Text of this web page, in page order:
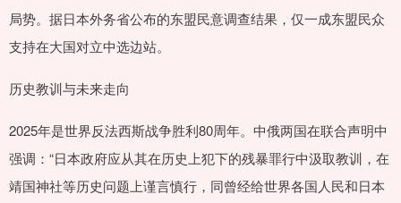
局势。据日本外务省公布的东盟民意调查结果，仅一成东盟民众
支持在大国对立中选边站。
历史教训与未来走向
2025年是世界反法西斯战争胜利80周年。中俄两国在联合声明中
强调：“日本政府应从其在历史上犯下的残暴罪行中汲取教训，在
靖国神社等历史问题上谨言慎行，同曾经给世界各国人民和日本